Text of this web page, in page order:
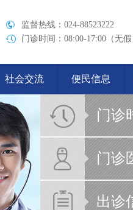
监督热线：024-88523222
门诊时间：08:00-17:00（无假
社会交流 便民信息
门诊
门诊
出诊